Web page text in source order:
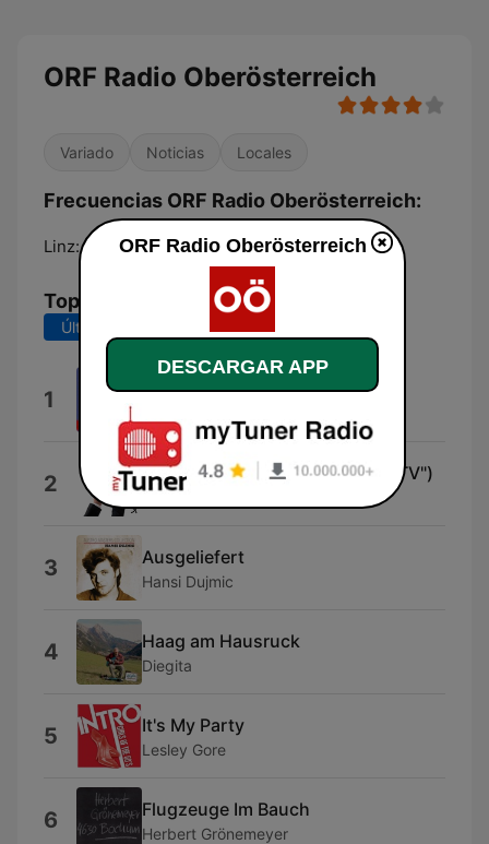
ORF Radio Oberösterreich
Variado Noticias Locales
Frecuencias ORF Radio Oberösterreich:
Linz: 95.2 FM
Top Canciones
Últimos 7 días
1 Mei Oberösterreich
2 OÖ Nachrichten Tv (Von "OÖ NTV")
Gottfried Schuster
3 Ausgeliefert
Hansi Dujmic
4 Haag am Hausruck
Diegita
5 It's My Party
Lesley Gore
6 Flugzeuge Im Bauch
Herbert Grönemeyer
ORF Radio Oberösterreich
DESCARGAR APP